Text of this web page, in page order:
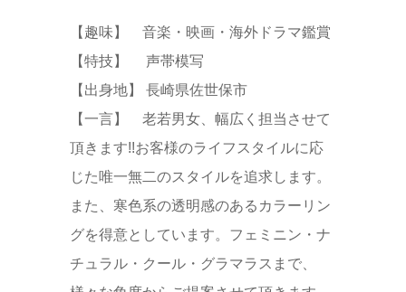
【趣味】 音楽・映画・海外ドラマ鑑賞
【特技】 声帯模写
【出身地】 長崎県佐世保市
【一言】 老若男女、幅広く担当させて
頂きます!!お客様のライフスタイルに応
じた唯一無二のスタイルを追求します。
また、寒色系の透明感のあるカラーリン
グを得意としています。フェミニン・ナ
チュラル・クール・グラマラスまで、